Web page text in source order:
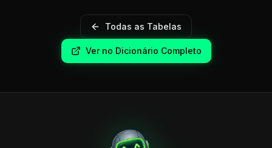
Todas as Tabelas
Ver no Dicionário Completo